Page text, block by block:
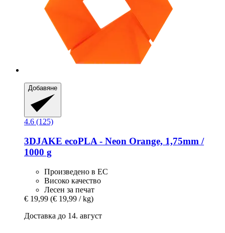
Добавяне
4.6 (125)
3DJAKE ecoPLA -​ Neon Orange, 1,75mm /
1000 g
Произведено в ЕС
Високо качество
Лесен за печат
€ 19,99 (€ 19,99 / kg)
Доставка до 14. август